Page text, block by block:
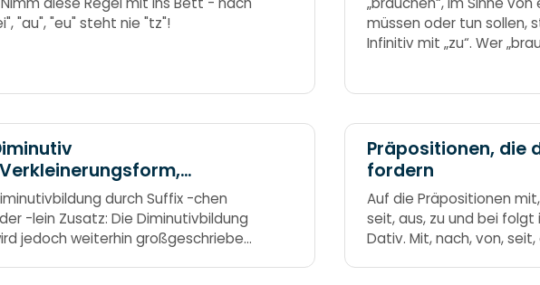
"au", "eu" steht nie "tz"!
müssen oder tun sollen,
Infinitiv mit „zu“. Wer
durch Suffix -chen
-lein Zusatz: Die Diminutivbildung
jedoch weiterhin großgeschrieben.
Präpositionen, die
fordern
Auf die Präpositionen
seit, aus, zu und bei folgt
Dativ. Mit, nach, von, seit,